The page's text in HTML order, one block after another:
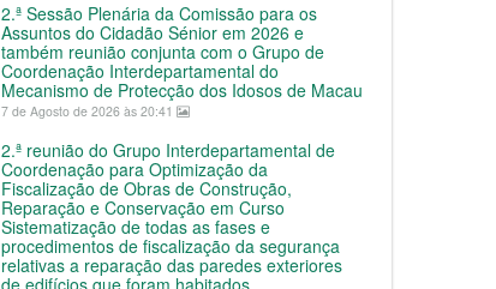
2.ª Sessão Plenária da Comissão para os
Assuntos do Cidadão Sénior em 2026 e
também reunião conjunta com o Grupo de
Coordenação Interdepartamental do
Mecanismo de Protecção dos Idosos de Macau
7 de Agosto de 2026 às 20:41
2.ª reunião do Grupo Interdepartamental de
Coordenação para Optimização da
Fiscalização de Obras de Construção,
Reparação e Conservação em Curso
Sistematização de todas as fases e
procedimentos de fiscalização da segurança
relativas a reparação das paredes exteriores
de edifícios que foram habitados